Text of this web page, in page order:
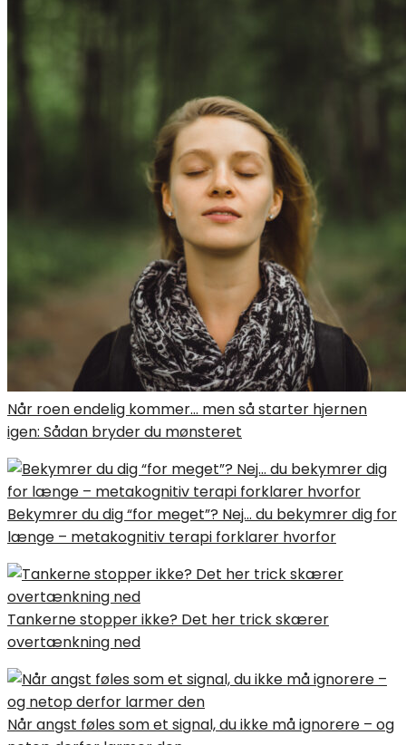
Når roen endelig kommer… men så starter hjernen
igen: Sådan bryder du mønsteret
Bekymrer du dig “for meget”? Nej… du bekymrer dig for
længe – metakognitiv terapi forklarer hvorfor
Tankerne stopper ikke? Det her trick skærer
overtænkning ned
Når angst føles som et signal, du ikke må ignorere – og